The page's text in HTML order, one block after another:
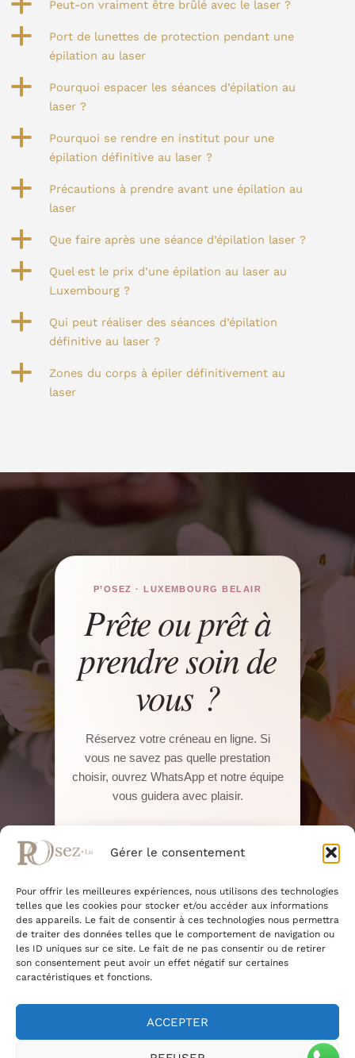
Gérer le consentement
Pour offrir les meilleures expériences, nous utilisons des technologies
telles que les cookies pour stocker et/ou accéder aux informations
des appareils. Le fait de consentir à ces technologies nous permettra
de traiter des données telles que le comportement de navigation ou
les ID uniques sur ce site. Le fait de ne pas consentir ou de retirer
son consentement peut avoir un effet négatif sur certaines
caractéristiques et fonctions.
ACCEPTER
a Peut-on vraiment être brûlé avec le laser ?
a
Port de lunettes de protection pendant une
épilation au laser
a
Pourquoi espacer les séances d’épilation au
laser ?
a
Pourquoi se rendre en institut pour une
épilation définitive au laser ?
a
Précautions à prendre avant une épilation au
laser
a Que faire après une séance d’épilation laser ?
a
Quel est le prix d’une épilation au laser au
Luxembourg ?
a
Qui peut réaliser des séances d’épilation
définitive au laser ?
a
Zones du corps à épiler définitivement au
laser
P’OSEZ · LUXEMBOURG BELAIR
Prête ou prêt à
prendre soin de
vous ?
Réservez votre créneau en ligne. Si
vous ne savez pas quelle prestation
choisir, ouvrez WhatsApp et notre équipe
vous guidera avec plaisir.
Réserver sur Salonkee
WhatsApp direct
22, Boulevard Pierre Dupong · L-1430
Luxembourg
+352 661 375 945